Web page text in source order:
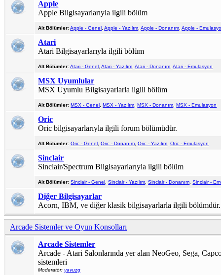
Apple
Apple Bilgisayarlarıyla ilgili bölüm
Alt Bölümler:Apple - Genel ,Apple - Yazılım ,Apple - Donanım ,Apple -
Atari
Atari Bilgisayarlarıyla ilgili bölüm
Alt Bölümler:Atari - Genel ,Atari - Yazılım ,Atari - Donanım ,Atari - Emulasyon
MSX Uyumlular
MSX Uyumlu Bilgisayarlarla ilgili bölüm
Alt Bölümler:MSX - Genel ,MSX - Yazılım ,MSX - Donanım ,MSX - Emulasyon
Oric
Oric bilgisayarlarıyla ilgili forum bölümüdür.
Alt Bölümler:Oric - Genel ,Oric - Donanım ,Oric - Yazılım ,Oric - Emulasyon
Sinclair
Sinclair/Spectrum Bilgisayarlarıyla ilgili bölüm
Alt Bölümler:Sinclair - Genel ,Sinclair - Yazılım ,Sinclair - Donanım ,Sinclair -
Diğer Bilgisayarlar
Acorn, IBM, ve diğer klasik bilgisayarlarla ilgili bölümdür.
Arcade Sistemler ve Oyun Konsolları
Arcade Sistemler
Arcade - Atari Salonlarında yer alan NeoGeo, Sega,
sistemleri
Moderatör:yavuzg